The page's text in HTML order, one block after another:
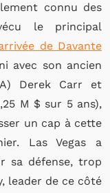
connu des
le principal
de Davante
avec son ancien
Derek Carr et
M $ sur 5 ans),
un cap à cette
Las Vegas a
sa défense, trop
leader de ce côté